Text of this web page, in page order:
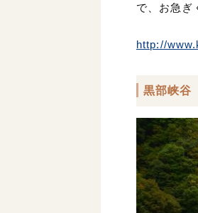
で、お急ぎ
http://
黒部峡谷